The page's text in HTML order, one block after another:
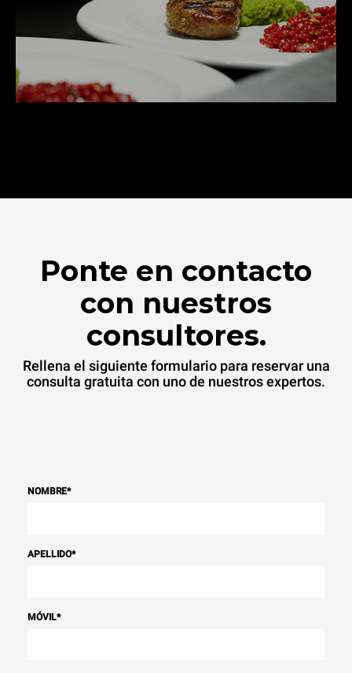
Ponte en contacto
con nuestros
consultores.
Rellena el siguiente formulario para reservar una
consulta gratuita con uno de nuestros expertos.
NOMBRE*
APELLIDO*
MÓVIL*